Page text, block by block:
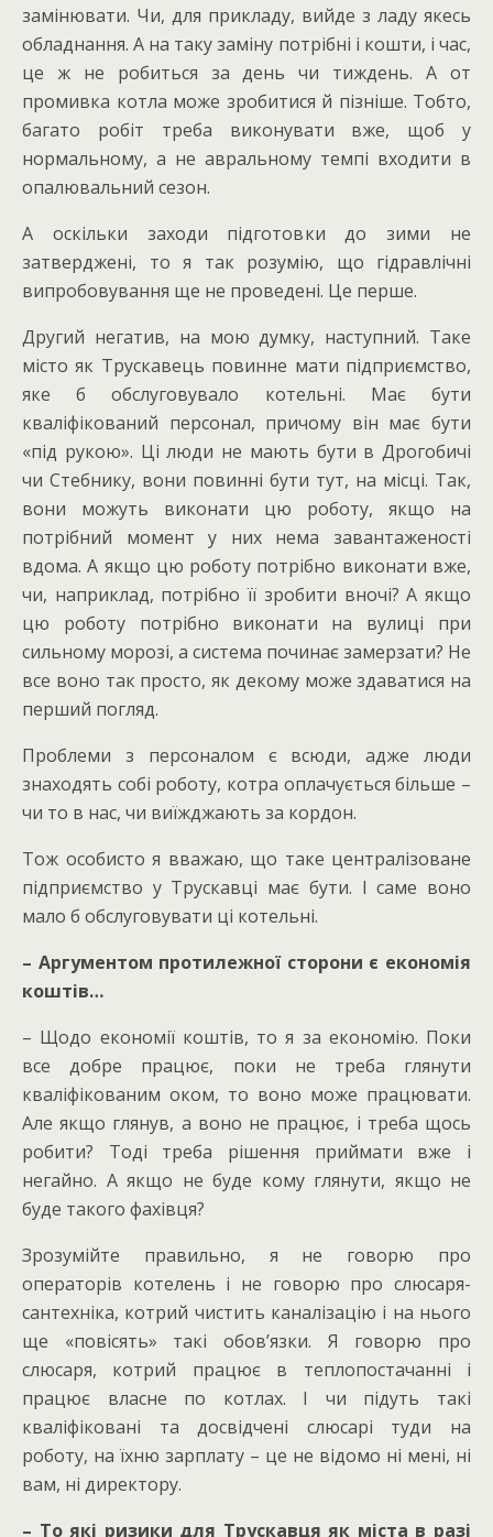
замінювати. Чи, для прикладу, вийде з ладу якесь
обладнання. А на таку заміну потрібні і кошти, і час,
це ж не робиться за день чи тиждень. А от
промивка котла може зробитися й пізніше. Тобто,
багато робіт треба виконувати вже, щоб у
нормальному, а не авральному темпі входити в
опалювальний сезон.
А оскільки заходи підготовки до зими не
затверджені, то я так розумію, що гідравлічні
випробовування ще не проведені. Це перше.
Другий негатив, на мою думку, наступний. Таке
місто як Трускавець повинне мати підприємство,
яке б обслуговувало котельні. Має бути
кваліфікований персонал, причому він має бути
«під рукою». Ці люди не мають бути в Дрогобичі
чи Стебнику, вони повинні бути тут, на місці. Так,
вони можуть виконати цю роботу, якщо на
потрібний момент у них нема завантаженості
вдома. А якщо цю роботу потрібно виконати вже,
чи, наприклад, потрібно її зробити вночі? А якщо
цю роботу потрібно виконати на вулиці при
сильному морозі, а система починає замерзати? Не
все воно так просто, як декому може здаватися на
перший погляд.
Проблеми з персоналом є всюди, адже люди
знаходять собі роботу, котра оплачується більше –
чи то в нас, чи виїжджають за кордон.
Тож особисто я вважаю, що таке централізоване
підприємство у Трускавці має бути. І саме воно
мало б обслуговувати ці котельні.
– Аргументом протилежної сторони є економія
коштів…
– Щодо економії коштів, то я за економію. Поки
все добре працює, поки не треба глянути
кваліфікованим оком, то воно може працювати.
Але якщо глянув, а воно не працює, і треба щось
робити? Тоді треба рішення приймати вже і
негайно. А якщо не буде кому глянути, якщо не
буде такого фахівця?
Зрозумійте правильно, я не говорю про
операторів котелень і не говорю про слюсаря-
сантехніка, котрий чистить каналізацію і на нього
ще «повісять» такі обов’язки. Я говорю про
слюсаря, котрий працює в теплопостачанні і
працює власне по котлах. І чи підуть такі
кваліфіковані та досвідчені слюсарі туди на
роботу, на їхню зарплату – це не відомо ні мені, ні
вам, ні директору.
– То які ризики для Трускавця як міста в разі